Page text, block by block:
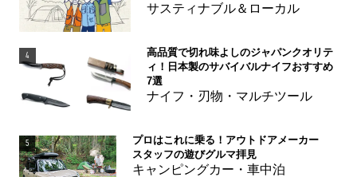
サスティナブル＆ローカル
4
高品質で切れ味よしのジャパンクオリテ
ィ！日本製のサバイバルナイフおすすめ
7選
ナイフ・刃物・マルチツール
5
プロはこれに乗る！アウトドアメーカー
スタッフの遊びグルマ拝見
キャンピングカー・車中泊